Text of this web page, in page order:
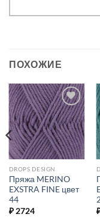
ПОХОЖИЕ
Добавить в
избранное.
DROPS DESIGN
Пряжа MERINO
EXSTRA FINE цвет
44
₽2724